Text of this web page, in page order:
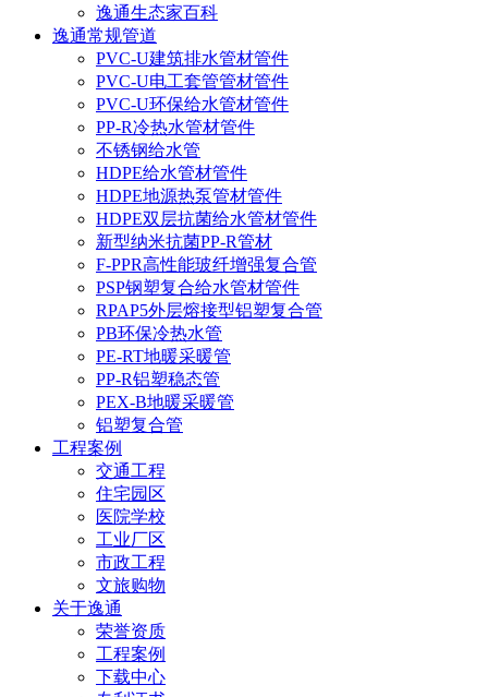
逸通生态家百科
逸通常规管道
PVC-U建筑排水管材管件
PVC-U电工套管管材管件
PVC-U环保给水管材管件
PP-R冷热水管材管件
不锈钢给水管
HDPE给水管材管件
HDPE地源热泵管材管件
HDPE双层抗菌给水管材管件
新型纳米抗菌PP-R管材
F-PPR高性能玻纤增强复合管
PSP钢塑复合给水管材管件
RPAP5外层熔接型铝塑复合管
PB环保冷热水管
PE-RT地暖采暖管
PP-R铝塑稳态管
PEX-B地暖采暖管
铝塑复合管
工程案例
交通工程
住宅园区
医院学校
工业厂区
市政工程
文旅购物
关于逸通
荣誉资质
工程案例
下载中心